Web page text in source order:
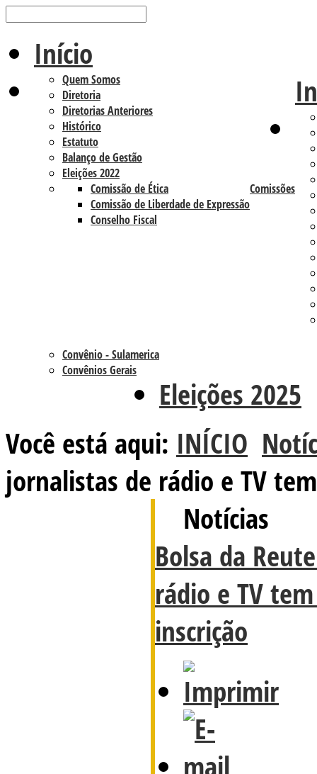
Início
Quem Somos
Diretoria
Diretorias Anteriores
Histórico
Estatuto
Balanço de Gestão
Eleições 2022
Comissões
Comissão de Ética
Comissão de Liberdade de Expressão
Conselho Fiscal
Convênio - Sulamerica
Convênios Gerais
Eleições 2025
Você está aqui: INÍCIO
jornalistas de rádio e TV
Notícias
Bolsa da
rádio e TV
inscrição